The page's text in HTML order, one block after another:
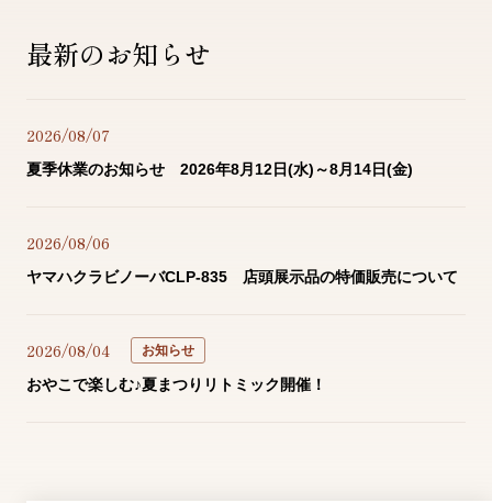
最新のお知らせ
2026/08/07
夏季休業のお知らせ 2026年8月12日(水)～8月14日(金)
2026/08/06
ヤマハクラビノーバCLP-835 店頭展示品の特価販売について
2026/08/04 お知らせ
おやこで楽しむ♪夏まつりリトミック開催！